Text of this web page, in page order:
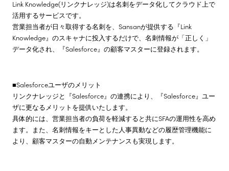
会社情報
株主・投資家情報
採用情報
Link Knowledge(リンクナレッジ)は名刺をデータ化してクラウド上で
活用するサービスです。
営業担当者が日々取得する名刺を、Sansanが提供する『Link
Knowledge』のスキャナに投入するだけで、名刺情報が「正しく」
データ化され、『Salesforce』の顧客マスターに登録されます。
■Salesforceユーザのメリット
リンクナレッジと『Salesforce』の連携により、『Salesforce』ユー
ザに更なるメリットを提供いたします。
具体的には、営業担当者の負荷を軽減すると共にSFAの運用性を高め
ます。また、名刺情報をキーとした人事異動などの履歴管理機能に
より、顧客マスターの自動メンテナンスも実現します。